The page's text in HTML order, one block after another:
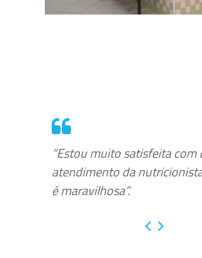
“Estou muito satisfeita com
atendimento da
é maravilhosa”.